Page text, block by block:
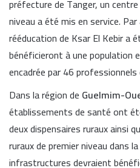
préfecture de Tanger, un
niveau a été mis en service.
rééducation de Ksar El Kebir a
bénéficieront à une
encadrée par 46
Dans la région de Guelmim-
établissements de santé ont
deux dispensaires ruraux ainsi
ruraux de premier niveau dans
infrastructures devraient